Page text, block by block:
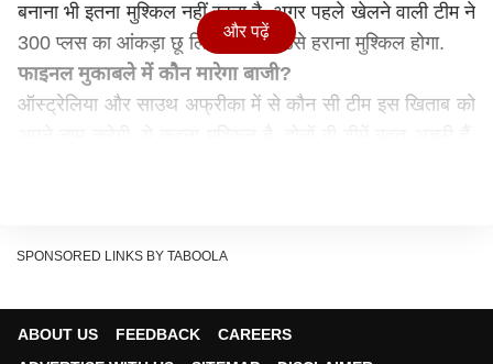
बनाना भी इतना मुश्किल नहीं रहता है. अगर पहले खेलने वाली टीम ने
300 प्लस का आंकड़ा छू लिया तो फिर उसे हराना मुश्किल होगा.
फाइनल मुकाबले में कौन मारेगा बाजी?
ऑस्ट्रेलिया और साउथ अफ्रीका में से कौन सी टीम इस खिताब को
ज्यादा भारी है. दोनों टीमें टेस्ट में 101 बार आमने-सामने हुई हैं. इस
और पढ़ें
SPONSORED LINKS BY TABOOLA
ABOUT US FEEDBACK
CAREERS